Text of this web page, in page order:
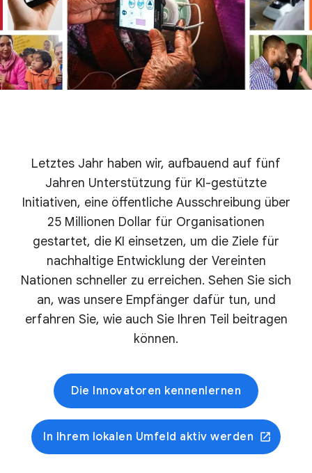
Letztes Jahr haben wir, aufbauend auf fünf
Jahren Unterstützung für KI-gestützte
Initiativen, eine öffentliche Ausschreibung über
25 Millionen Dollar für Organisationen
gestartet, die KI einsetzen, um die Ziele für
nachhaltige Entwicklung der Vereinten
Nationen schneller zu erreichen. Sehen Sie sich
an, was unsere Empfänger dafür tun, und
erfahren Sie, wie auch Sie Ihren Teil beitragen
können.
Die Innovatoren kennenlernen
In Ihrem lokalen Umfeld aktiv werden